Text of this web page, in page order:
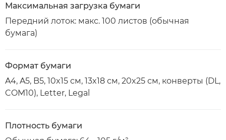
Максимальная загрузка бумаги
Передний лоток: макс. 100 листов (обычная
бумага)
Формат бумаги
A4, A5, B5, 10x15 см, 13x18 см, 20x25 см, конверты (DL,
COM10), Letter, Legal
Плотность бумаги